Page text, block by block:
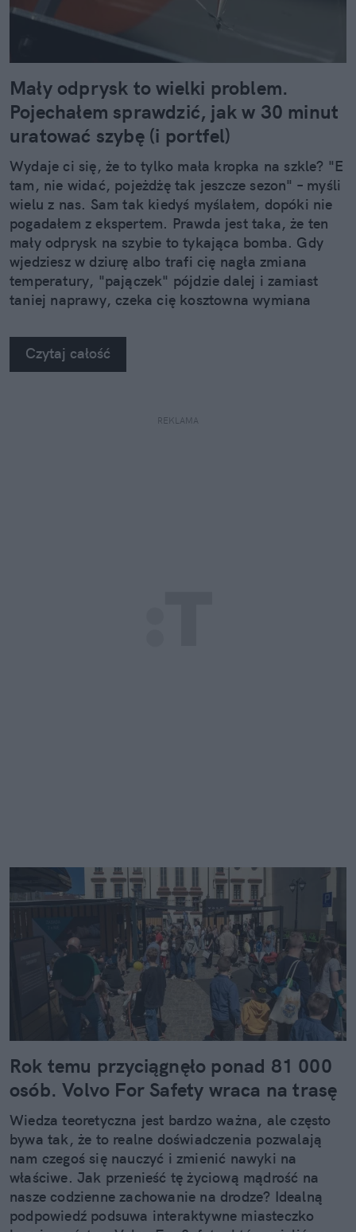
Mały odprysk to wielki problem.
Pojechałem sprawdzić, jak w 30 minut
uratować szybę (i portfel)
Wydaje ci się, że to tylko mała kropka na szkle? "E
tam, nie widać, pojeżdżę tak jeszcze sezon" – myśli
wielu z nas. Sam tak kiedyś myślałem, dopóki nie
pogadałem z ekspertem. Prawda jest taka, że ten
mały odprysk na szybie to tykająca bomba. Gdy
wjedziesz w dziurę albo trafi cię nagła zmiana
temperatury, "pajączek" pójdzie dalej i zamiast
taniej naprawy, czeka cię kosztowna wymiana
na własne oczy zobaczyć, jak profesjonaliści radzą
sobie z takimi uszkodzeniami.
Czytaj całość
REKLAMA
Rok temu przyciągnęło ponad 81 000
osób. Volvo For Safety wraca na trasę
Wiedza teoretyczna jest bardzo ważna, ale często
bywa tak, że to realne doświadczenia pozwalają
nam czegoś się nauczyć i zmienić nawyki na
właściwe. Jak przenieść tę życiową mądrość na
nasze codzienne zachowanie na drodze? Idealną
podpowiedź podsuwa interaktywne miasteczko